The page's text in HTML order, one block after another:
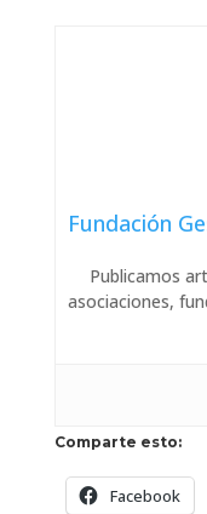
Fundación
Publicamos
asociaciones,
Comparte esto:
Facebook